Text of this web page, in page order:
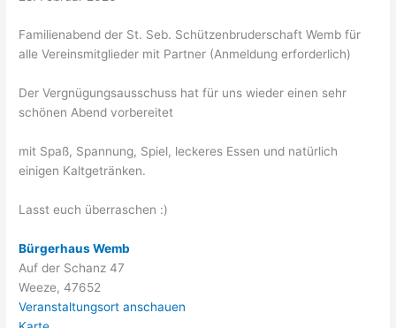
Familienabend der St. Seb. Schützenbruderschaft Wemb für
alle Vereinsmitglieder mit Partner (Anmeldung erforderlich)
Der Vergnügungsausschuss hat für uns wieder einen sehr
schönen Abend vorbereitet
mit Spaß, Spannung, Spiel, leckeres Essen und natürlich
einigen Kaltgetränken.
Lasst euch überraschen :)
Bürgerhaus Wemb
Auf der Schanz 47
Weeze,47652
Veranstaltungsort anschauen